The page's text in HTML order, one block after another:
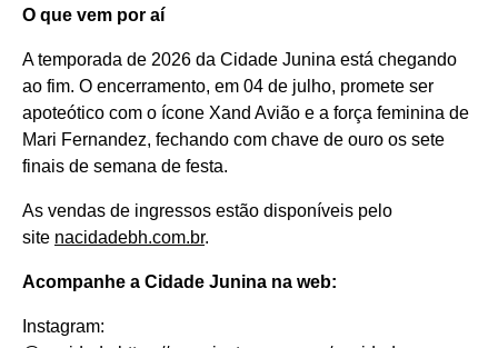
O que vem por aí
A temporada de 2026 da Cidade Junina está chegando
ao fim. O encerramento, em 04 de julho, promete ser
apoteótico com o ícone Xand Avião e a força feminina de
Mari Fernandez, fechando com chave de ouro os sete
finais de semana de festa.
As vendas de ingressos estão disponíveis pelo
site nacidadebh.com.br.
Acompanhe a Cidade Junina na web:
Instagram: